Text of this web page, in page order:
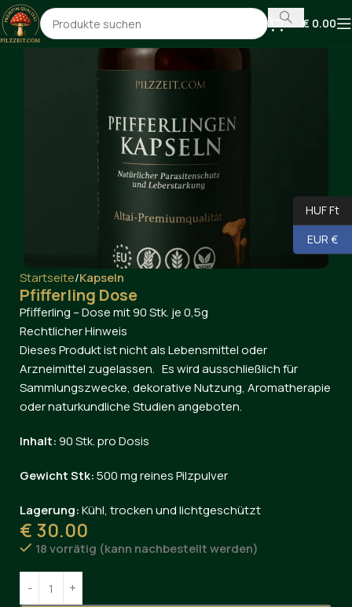
€ 0.00
Startseite Kapseln
Pfifferling Dose
Pfifferling – Dose mit 90 Stk. je 0,5g
Rechtlicher Hinweis
Dieses Produkt ist nicht als Lebensmittel oder
Arzneimittel zugelassen. Es wird ausschließlich für
Sammlungszwecke, dekorative Nutzung, Aromatherapie
oder naturkundliche Studien angeboten.
Inhalt:90 Stk. pro Dosis
Gewicht Stk:500 mg reines Pilzpulver
Lagerung:Kühl, trocken und lichtgeschützt
€ 30.00
18 vorrätig (kann nachbestellt werden)
HUF Ft
EUR €